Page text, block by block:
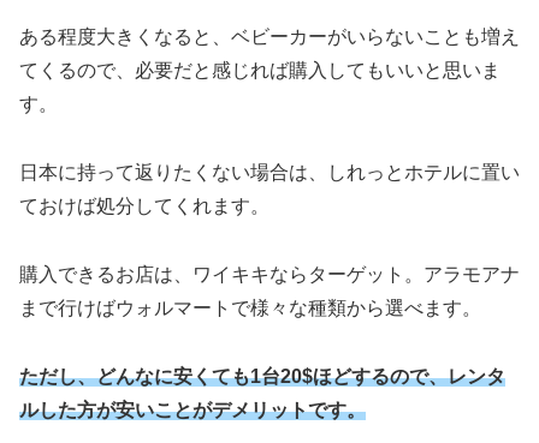
ある程度大きくなると、ベビーカーがいらないことも増え
てくるので、必要だと感じれば購入してもいいと思いま
す。
日本に持って返りたくない場合は、しれっとホテルに置い
ておけば処分してくれます。
購入できるお店は、ワイキキならターゲット。アラモアナ
まで行けばウォルマートで様々な種類から選べます。
ただし、どんなに安くても1台20$ほどするので、レンタ
ルした方が安いことがデメリットです。